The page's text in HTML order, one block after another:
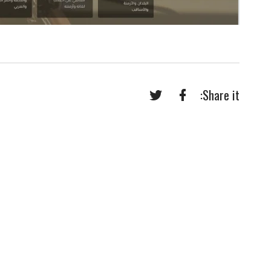
Share it: